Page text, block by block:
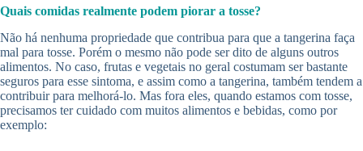
Quais comidas realmente podem piorar a tosse?
Não há nenhuma propriedade que contribua para que a tangerina faça
mal para tosse. Porém o mesmo não pode ser dito de alguns outros
alimentos. No caso, frutas e vegetais no geral costumam ser bastante
seguros para esse sintoma, e assim como a tangerina, também tendem a
contribuir para melhorá-lo. Mas fora eles, quando estamos com tosse,
precisamos ter cuidado com muitos alimentos e bebidas, como por
exemplo: